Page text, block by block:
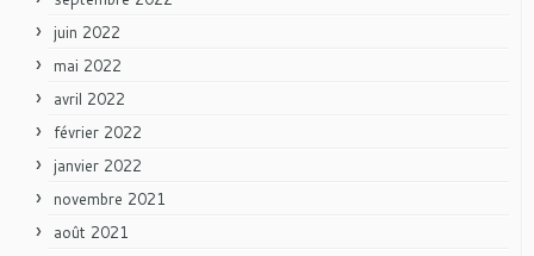
juin 2022
mai 2022
avril 2022
février 2022
janvier 2022
novembre 2021
août 2021